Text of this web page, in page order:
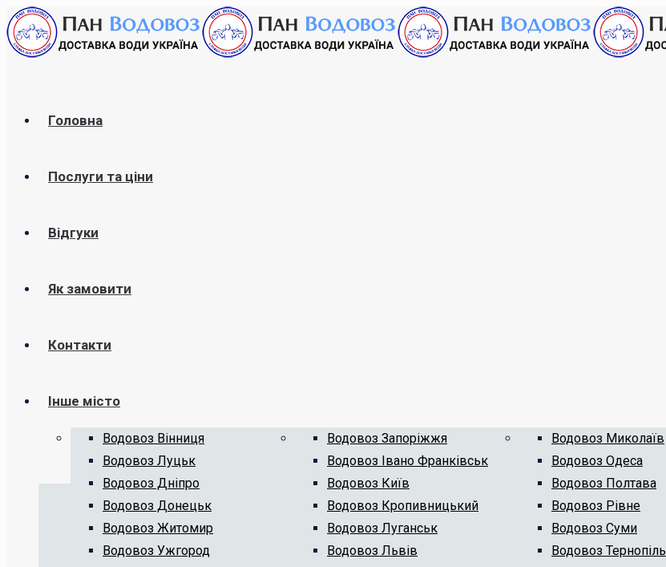
Головна
Послуги та ціни
Відгуки
Як замовити
Контакти
Інше місто
Водовоз Вінниця
Водовоз Луцьк
Водовоз Дніпро
Водовоз Донецьк
Водовоз Житомир
Водовоз Ужгород
Водовоз Запоріжжя
Водовоз Івано Франківськ
Водовоз Київ
Водовоз Кропивницький
Водовоз Луганськ
Водовоз Львів
Водовоз Миколаїв
Водовоз Одеса
Водовоз Полтава
Водовоз Рівне
Водовоз Суми
Водовоз Тернопіль